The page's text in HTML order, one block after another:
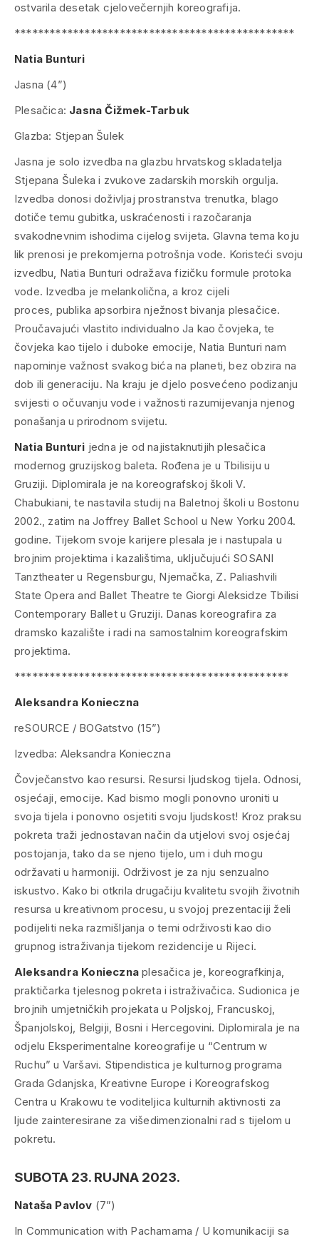
ostvarila desetak cjelovečernjih koreografija.
************************************************
Natia Bunturi
Jasna (4”)
Plesačica: Jasna Čižmek-Tarbuk
Glazba: Stjepan Šulek
Jasna je solo izvedba na glazbu hrvatskog skladatelja
Stjepana Šuleka i zvukove zadarskih morskih orgulja.
Izvedba donosi doživljaj prostranstva trenutka, blago
dotiče temu gubitka, uskraćenosti i razočaranja
svakodnevnim ishodima cijelog svijeta. Glavna tema koju
lik prenosi je prekomjerna potrošnja vode. Koristeći svoju
izvedbu, Natia Bunturi odražava fizičku formule protoka
vode. Izvedba je melankolična, a kroz cijeli
proces, publika apsorbira nježnost bivanja plesačice.
Proučavajući vlastito individualno Ja kao čovjeka, te
čovjeka kao tijelo i duboke emocije, Natia Bunturi nam
napominje važnost svakog bića na planeti, bez obzira na
dob ili generaciju. Na kraju je djelo posvećeno podizanju
svijesti o očuvanju vode i važnosti razumijevanja njenog
ponašanja u prirodnom svijetu.
Natia Bunturi jedna je od najistaknutijih plesačica
modernog gruzijskog baleta. Rođena je u Tbilisiju u
Gruziji. Diplomirala je na koreografskoj školi V.
Chabukiani, te nastavila studij na Baletnoj školi u Bostonu
2002., zatim na Joffrey Ballet School u New Yorku 2004.
godine. Tijekom svoje karijere plesala je i nastupala u
brojnim projektima i kazalištima, uključujući SOSANI
Tanztheater u Regensburgu, Njemačka, Z. Paliashvili
State Opera and Ballet Theatre te Giorgi Aleksidze Tbilisi
Contemporary Ballet u Gruziji. Danas koreografira za
dramsko kazalište i radi na samostalnim koreografskim
projektima.
***********************************************
Aleksandra Konieczna
reSOURCE / BOGatstvo (15”)
Izvedba: Aleksandra Konieczna
Čovječanstvo kao resursi. Resursi ljudskog tijela. Odnosi,
osjećaji, emocije. Kad bismo mogli ponovno uroniti u
svoja tijela i ponovno osjetiti svoju ljudskost! Kroz praksu
pokreta traži jednostavan način da utjelovi svoj osjećaj
postojanja, tako da se njeno tijelo, um i duh mogu
održavati u harmoniji. Održivost je za nju senzualno
iskustvo. Kako bi otkrila drugačiju kvalitetu svojih životnih
resursa u kreativnom procesu, u svojoj prezentaciji želi
podijeliti neka razmišljanja o temi održivosti kao dio
grupnog istraživanja tijekom rezidencije u Rijeci.
Aleksandra Konieczna plesačica je, koreografkinja,
praktičarka tjelesnog pokreta i istraživačica. Sudionica je
brojnih umjetničkih projekata u Poljskoj, Francuskoj,
Španjolskoj, Belgiji, Bosni i Hercegovini. Diplomirala je na
odjelu Eksperimentalne koreografije u “Centrum w
Ruchu” u Varšavi. Stipendistica je kulturnog programa
Grada Gdanjska, Kreativne Europe i Koreografskog
Centra u Krakowu te voditeljica kulturnih aktivnosti za
ljude zainteresirane za višedimenzionalni rad s tijelom u
pokretu.
SUBOTA 23. RUJNA 2023.
Nataša Pavlov (7”)
In Communication with Pachamama / U komunikaciji sa